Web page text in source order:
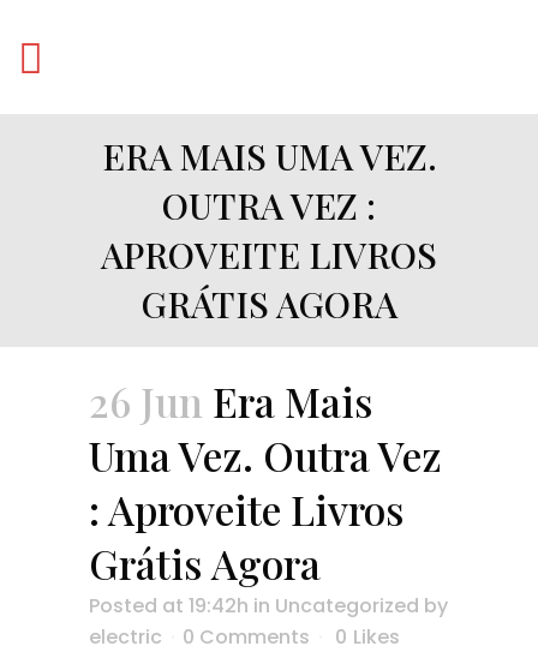
ERA MAIS UMA VEZ.
OUTRA VEZ :
APROVEITE LIVROS
GRÁTIS AGORA
26 Jun Era Mais
Uma Vez. Outra Vez
: Aproveite Livros
Grátis Agora
Posted at 19:42h in Uncategorized by
electric
0 Comments 0 Likes